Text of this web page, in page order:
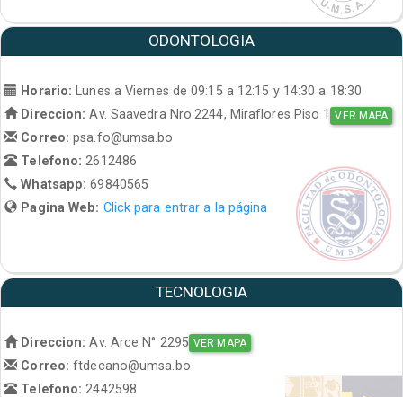
ODONTOLOGIA
Horario: Lunes a Viernes de 09:15 a 12:15 y 14:30 a 18:30
Direccion: Av. Saavedra Nro.2244, Miraflores Piso 1 VER MAPA
Correo:psa.fo@umsa.bo
Telefono:2612486
Whatsapp:69840565
Pagina Web: Click para entrar a la página
TECNOLOGIA
Direccion: Av. Arce N° 2295 VER MAPA
Correo:ftdecano@umsa.bo
Telefono: 2442598